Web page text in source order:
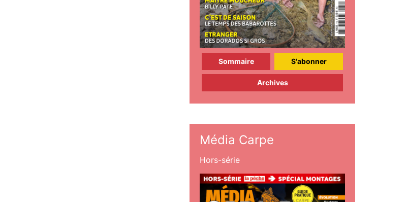
Sommaire S'abonner
Archives
Média Carpe
Hors-série